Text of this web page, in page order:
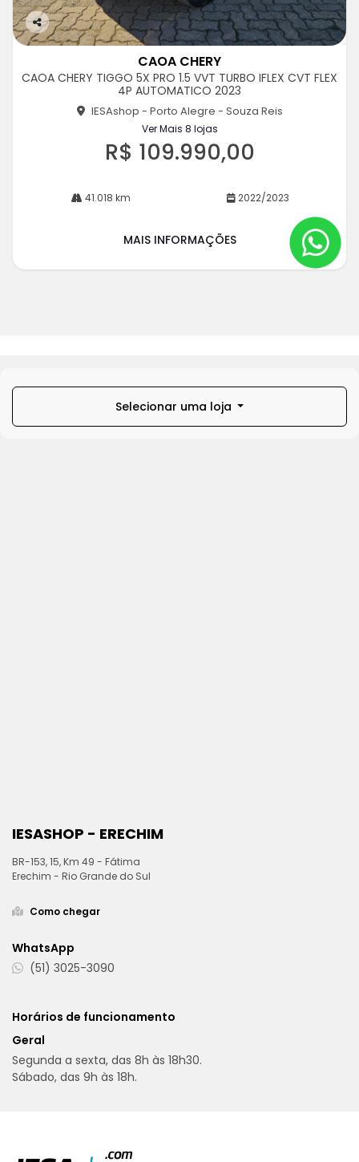
Co
rtil
CAOA CHERY
CAOA CHERY TIGGO 5X PRO 1.5 VVT TURBO IFLEX CVT FLEX
4P AUTOMATICO 2023
IESAshop - Porto Alegre - Souza Reis
Ver Mais 8 lojas
R$ 109.990,00
41.018 km 2022/2023
MAIS INFORMAÇÕES
Selecionar uma loja
IESASHOP - ERECHIM
BR-153, 15, Km 49 - Fátima
Erechim - Rio Grande do Sul
Como chegar
WhatsApp
(51) 3025-3090
Horários de funcionamento
Geral
Segunda a sexta, das 8h às 18h30.
Sábado, das 9h às 18h.